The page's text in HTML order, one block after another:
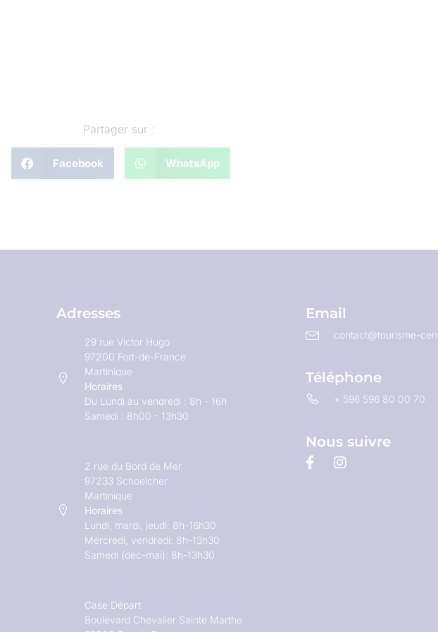
Partager sur :
Facebook WhatsApp
Adresses
29 rue Victor Hugo
97200 Fort-de-France
Martinique
Horaires
Du Lundi au vendredi : 8h - 16h
Samedi : 8h00 - 13h30
2 rue du Bord de Mer
97233 Schoelcher
Martinique
Horaires
Lundi, mardi, jeudi: 8h-16h30
Mercredi, vendredi: 8h-13h30
Samedi (dec-mai): 8h-13h30
Case Départ
Boulevard Chevalier Sainte Marthe
Email
contact@tourisme-
Téléphone
+ 596 596 80 00 70
Nous suivre